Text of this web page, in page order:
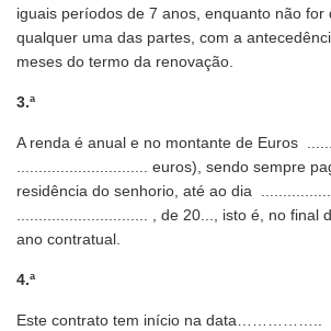
iguais períodos de 7 anos, enquanto não for
qualquer uma das partes, com a
meses do termo da renovação.
3.ª
A renda é anual e no montante de Euros
.............................. euros), sendo sempre
residência do senhorio, até ao dia
.............................. , de 20..., isto é, no final
ano contratual.
4.ª
Este contrato tem início na data……………..